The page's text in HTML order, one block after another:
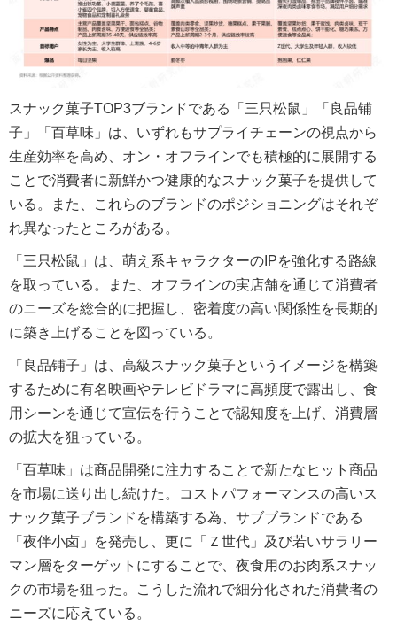
スナック菓子TOP3ブランドである「三只松鼠」「良品铺
子」「百草味」は、いずれもサプライチェーンの視点から
生産効率を高め、オン・オフラインでも積極的に展開する
ことで消費者に新鮮かつ健康的なスナック菓子を提供して
いる。また、これらのブランドのポジショニングはそれぞ
れ異なったところがある。
「三只松鼠」は、萌え系キャラクターのIPを強化する路線
を取っている。また、オフラインの実店舗を通じて消費者
のニーズを総合的に把握し、密着度の高い関係性を長期的
に築き上げることを図っている。
「良品铺子」は、高級スナック菓子というイメージを構築
するために有名映画やテレビドラマに高頻度で露出し、食
用シーンを通じて宣伝を行うことで認知度を上げ、消費層
の拡大を狙っている。
「百草味」は商品開発に注力することで新たなヒット商品
を市場に送り出し続けた。コストパフォーマンスの高いス
ナック菓子ブランドを構築する為、サブブランドである
「夜伴小卤」を発売し、更に「Ｚ世代」及び若いサラリー
マン層をターゲットにすることで、夜食用のお肉系スナッ
クの市場を狙った。こうした流れで細分化された消費者の
ニーズに応えている。